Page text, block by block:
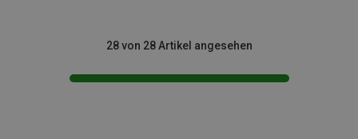
28 von 28 Artikel angesehen